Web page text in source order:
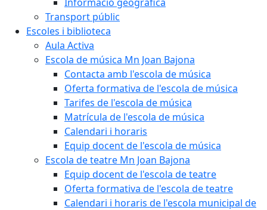
Transport públic
Escoles i biblioteca
Aula Activa
Escola de música Mn Joan Bajona
Contacta amb l'escola de música
Oferta formativa de l'escola de música
Tarifes de l'escola de música
Matrícula de l'escola de música
Calendari i horaris
Equip docent de l'escola de música
Escola de teatre Mn Joan Bajona
Equip docent de l'escola de teatre
Oferta formativa de l'escola de teatre
Calendari i horaris de l'escola municipal de